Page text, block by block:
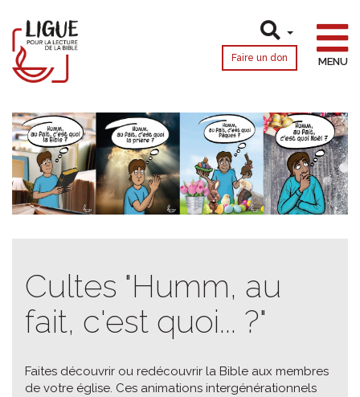
Faire un don MENU
Cultes "Humm, au
fait, c'est quoi... ?"
Faites découvrir ou redécouvrir la Bible aux membres
de votre église. Ces animations intergénérationnels